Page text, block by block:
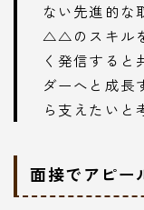
ない先進的な
△△のスキル
く発信すると
ダーへと成
ら支えたいと
面接でアピー